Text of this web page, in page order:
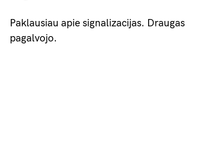
Paklausiau apie signalizacijas. Draugas
pagalvojo.